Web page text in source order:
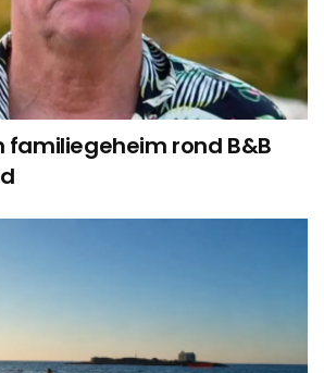
familiegeheim rond B&B